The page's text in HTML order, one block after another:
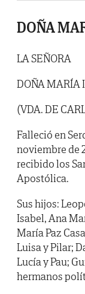
DOÑA
LA SEÑORA
DOÑA MARÍA
(VDA. DE
Falleció en
noviembre de
recibido los
Apostólica.
Sus hijos:
Isabel, Ana
María Paz
Luisa y Pilar;
Lucía y Pau;
hermanos